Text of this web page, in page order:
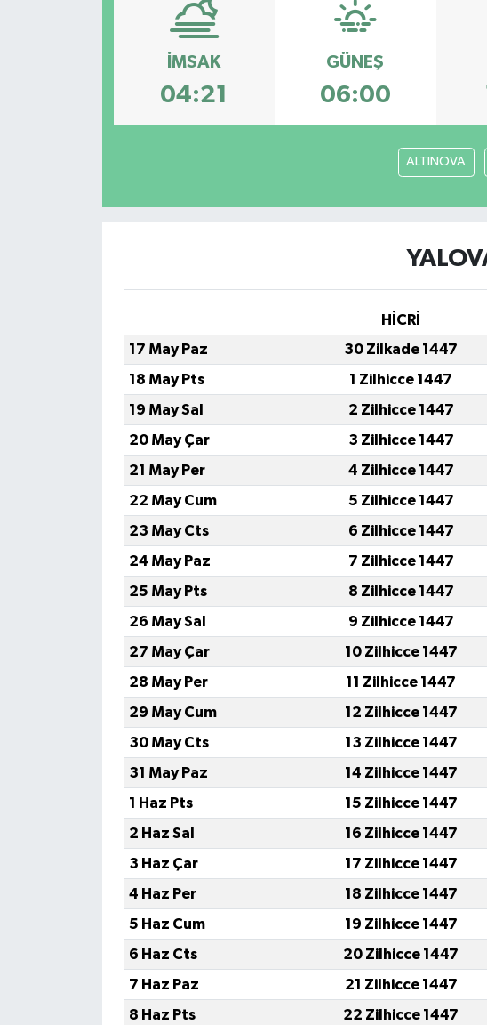
İMSAK
04:21
GÜNEŞ
06:00
ALTINOVA
HİCRİ
17 May Paz
30 Zilkade 1447
18 May Pts
1 Zilhicce 1447
19 May Sal
2 Zilhicce 1447
20 May Çar
3 Zilhicce 1447
21 May Per
4 Zilhicce 1447
22 May Cum
5 Zilhicce 1447
23 May Cts
6 Zilhicce 1447
24 May Paz
7 Zilhicce 1447
25 May Pts
8 Zilhicce 1447
26 May Sal
9 Zilhicce 1447
27 May Çar
10 Zilhicce 1447
28 May Per
11 Zilhicce 1447
29 May Cum
12 Zilhicce 1447
30 May Cts
13 Zilhicce 1447
31 May Paz
14 Zilhicce 1447
1 Haz Pts
15 Zilhicce 1447
2 Haz Sal
16 Zilhicce 1447
3 Haz Çar
17 Zilhicce 1447
4 Haz Per
18 Zilhicce 1447
5 Haz Cum
19 Zilhicce 1447
6 Haz Cts
20 Zilhicce 1447
7 Haz Paz
21 Zilhicce 1447
8 Haz Pts
22 Zilhicce 1447
RESMİ İLANLAR
BİLİM&TEKNOLOJİ